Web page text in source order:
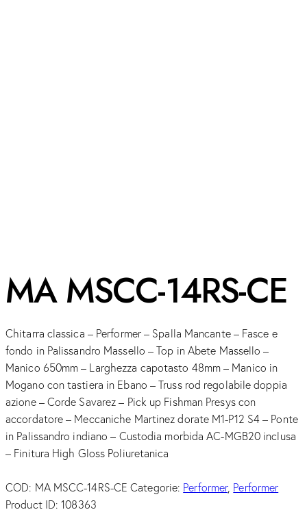
MA MSCC-14RS-CE
Chitarra classica – Performer – Spalla Mancante – Fasce e
fondo in Palissandro Massello – Top in Abete Massello –
Manico 650mm – Larghezza capotasto 48mm – Manico in
Mogano con tastiera in Ebano – Truss rod regolabile doppia
azione – Corde Savarez – Pick up Fishman Presys con
accordatore – Meccaniche Martinez dorate M1-P12 S4 – Ponte
in Palissandro indiano – Custodia morbida AC-MGB20 inclusa
– Finitura High Gloss Poliuretanica
COD: MA MSCC-14RS-CE Categorie: Performer, Performer
Product ID:108363